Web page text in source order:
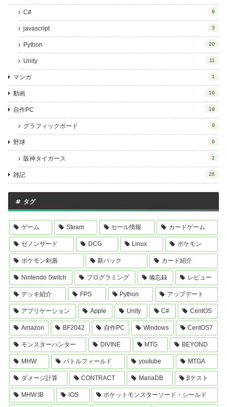
C# 9
javascript 3
Python 20
Unity 11
マンガ 1
動画 10
自作PC 19
グラフィックボード 9
野球 6
阪神タイガース 2
雑記 26
タグ
ゲーム Steam セール情報 カードゲーム
ゼノンザード DCG Linux ポケモン
ポケモン剣盾 新パック カード紹介
Nintendo Switch プログラミング 備忘録 レビュー
デッキ紹介 FPS Python アップデート
アプリケーション Apple Unity C# CentOS
Amazon BF2042 自作PC Windows CentOS7
モンスターハンター DIVINE MTG BEYOND
MHW バトルフィールド youtube MTGA
ダメージ計算 CONTRACT MariaDB βテスト
MHW:IB iOS ポケットモンスターソード・シールド